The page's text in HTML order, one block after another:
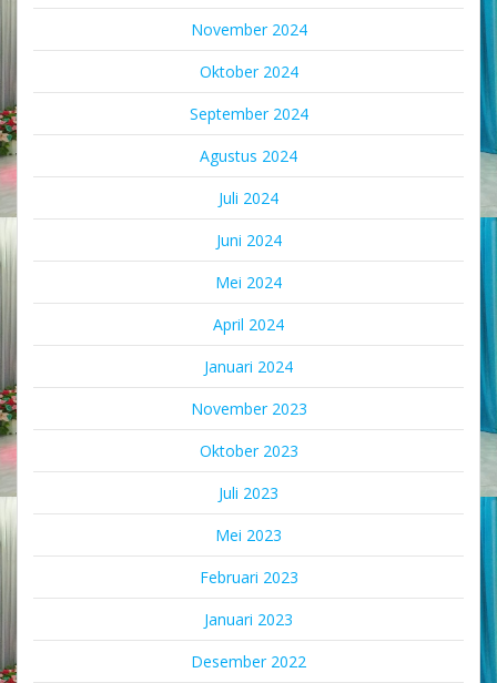
November 2024
Oktober 2024
September 2024
Agustus 2024
Juli 2024
Juni 2024
Mei 2024
April 2024
Januari 2024
November 2023
Oktober 2023
Juli 2023
Mei 2023
Februari 2023
Januari 2023
Desember 2022